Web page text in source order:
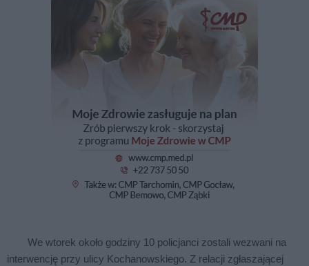
We wtorek około godziny 10 policjanci zostali wezwani na
interwencję przy ulicy Kochanowskiego. Z relacji zgłaszającej